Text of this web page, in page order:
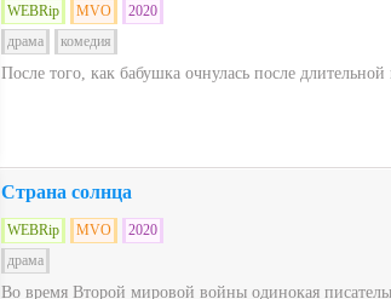
WEBRip MVO
2020
драма
комедия
После того, как бабушка очнулась после
Страна солнца
WEBRip MVO
2020
драма
Во время Второй мировой войны одинокая